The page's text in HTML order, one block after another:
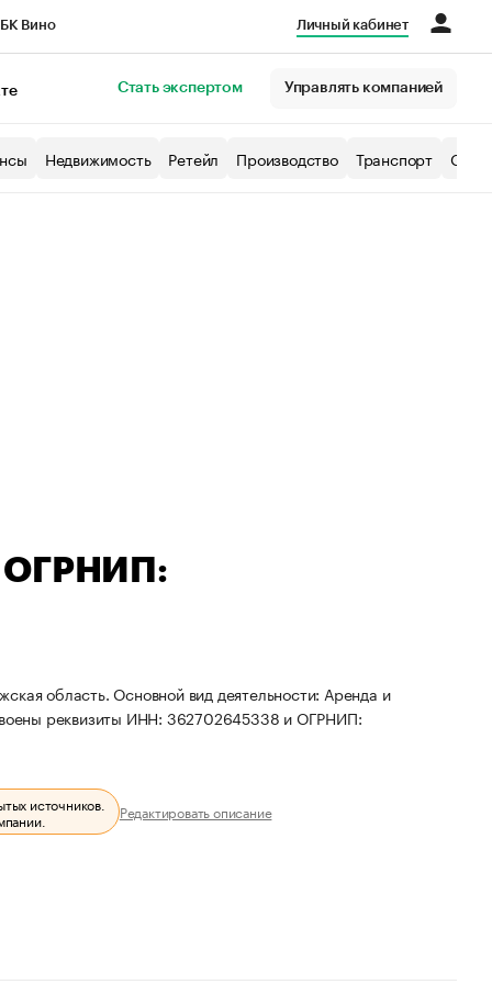
Вино Личный кабинет
Стать экспертом Управлять компанией
Недвижимость Ретейл Производство Транспорт
ОГРНИП:
область. Основной вид деятельности: Аренда и
реквизиты ИНН: 362702645338 и ОГРНИП:
источников.
Редактировать описание